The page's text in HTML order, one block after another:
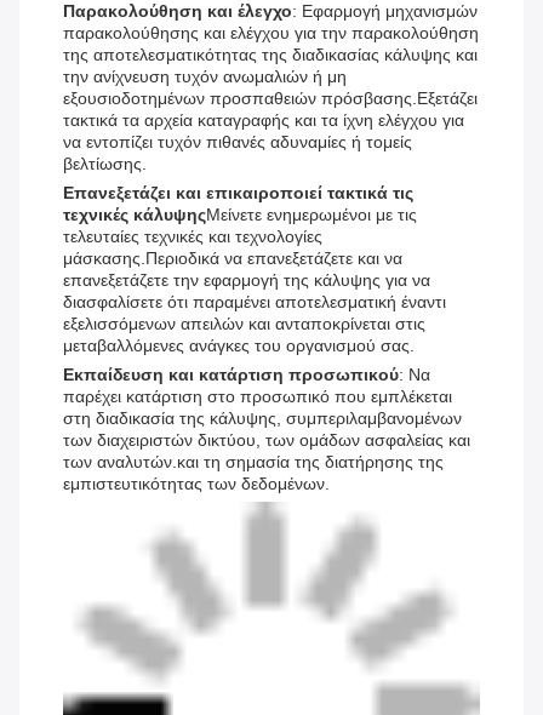
Παρακολούθηση και έλεγχο: Εφαρμογή μηχανισμών
παρακολούθησης και ελέγχου για την παρακολούθηση
της αποτελεσματικότητας της διαδικασίας κάλυψης και
την ανίχνευση τυχόν ανωμαλιών ή μη
εξουσιοδοτημένων προσπαθειών πρόσβασης.Εξετάζει
τακτικά τα αρχεία καταγραφής και τα ίχνη ελέγχου για
να εντοπίζει τυχόν πιθανές αδυναμίες ή τομείς
βελτίωσης.
Επανεξετάζει και επικαιροποιεί τακτικά τις
τεχνικές κάλυψηςΜείνετε ενημερωμένοι με τις
τελευταίες τεχνικές και τεχνολογίες
μάσκασης.Περιοδικά να επανεξετάζετε και να
επανεξετάζετε την εφαρμογή της κάλυψης για να
διασφαλίσετε ότι παραμένει αποτελεσματική έναντι
εξελισσόμενων απειλών και ανταποκρίνεται στις
μεταβαλλόμενες ανάγκες του οργανισμού σας.
Εκπαίδευση και κατάρτιση προσωπικού: Να
παρέχει κατάρτιση στο προσωπικό που εμπλέκεται
στη διαδικασία της κάλυψης, συμπεριλαμβανομένων
των διαχειριστών δικτύου, των ομάδων ασφαλείας και
των αναλυτών.και τη σημασία της διατήρησης της
εμπιστευτικότητας των δεδομένων.